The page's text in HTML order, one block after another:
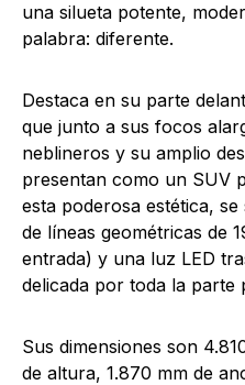
una silueta potente,
palabra: diferente.
Destaca en su parte
que junto a sus focos
neblineros y su amplio
presentan como un SUV
esta poderosa estética,
de líneas geométricas de
entrada) y una luz LED
delicada por toda la parte
Sus dimensiones son
de altura, 1.870 mm de